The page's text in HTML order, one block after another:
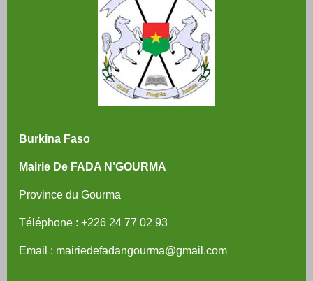
Burkina Faso
Mairie De FADA N’GOURMA
Province du Gourma
Téléphone : +226 24 77 02 93
Email : mairiedefadangourma@gmail.com